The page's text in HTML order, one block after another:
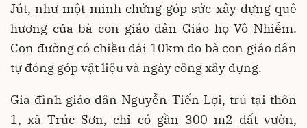
Jút, như một minh chứng góp sức xây dựng quê
hương của bà con giáo dân Giáo họ Vô Nhiễm.
Con đường có chiều dài 10km do bà con giáo dân
tự đóng góp vật liệu và ngày công xây dựng.
Gia đình giáo dân Nguyễn Tiến Lợi, trú tại thôn
1, xã Trúc Sơn, chỉ có gần 300 m2 đất vườn,